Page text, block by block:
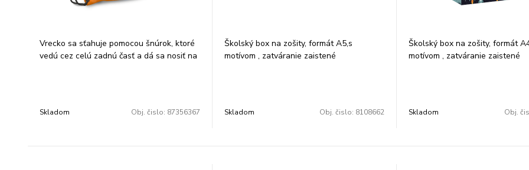
Vrecko sa sťahuje pomocou šnúrok, ktoré
vedú cez celú zadnú časť a dá sa nosiť na
Skladom Obj. čislo: 87356367
Školský box na zošity, formát A5,s
motívom , zatváranie zaistené
Skladom Obj. čislo: 8108662
Školský box na zošity, formát
motívom , zatváranie zaistené
Skladom Obj.